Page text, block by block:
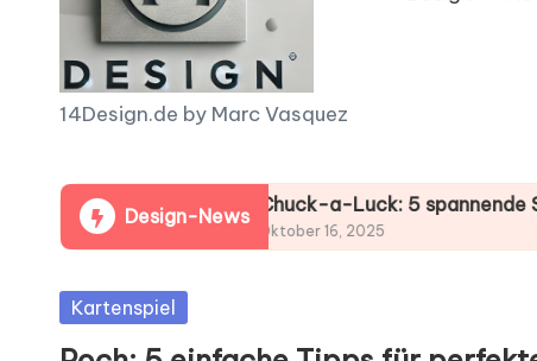
1
4
D
e
s
14Design.de by Marc Vasquez
Design-News
Gewinn! Chuck-a-Luck: 5 spannende
Oktober 16, 2025
Posted
Kartenspiel